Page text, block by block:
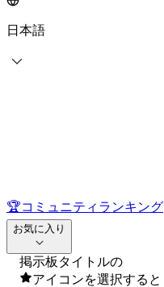
日本語
🏆コミュニティランキング
お気に入り
掲示板タイトルの
アイコンを選択すると